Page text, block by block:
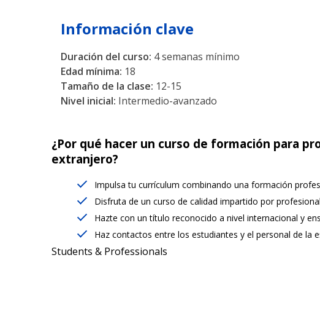
Información clave
Duración del curso: 4 semanas mínimo
Edad mínima: 18
Tamaño de la clase: 12-15
Nivel inicial: Intermedio-avanzado
¿Por qué hacer un curso de formación para
extranjero?
Impulsa tu currículum combinando una formación
Disfruta de un curso de calidad impartido por
Hazte con un título reconocido a nivel internacional y
Haz contactos entre los estudiantes y el personal de la
Students & Professionals